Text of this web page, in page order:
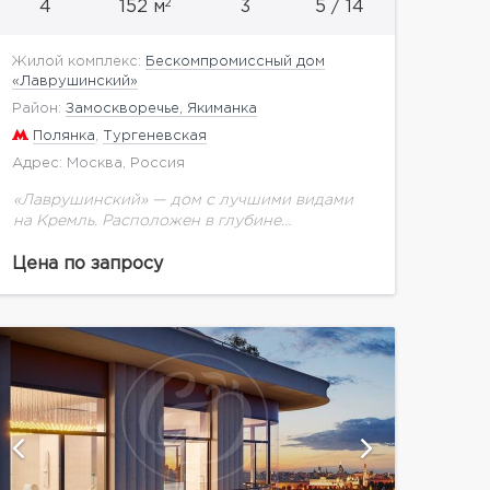
4 152 м2 3 5 / 14
Жилой комплекс:
Бескомпромиссный дом
«Лаврушинский»
Район: Замоскворечье, Якиманка
Полянка Тургеневская
Адрес: Москва, Россия
«Лаврушинский» — дом с лучшими видами
на Кремль. Расположен в глубине
ручьём, детской площадкой. Это дарит
Цена по запросу